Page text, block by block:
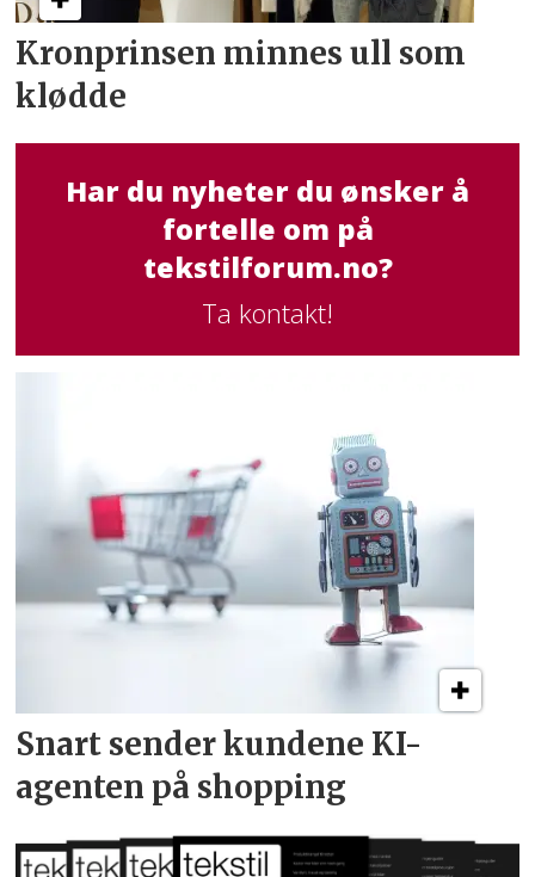
Kronprinsen minnes ull som
klødde
Har du nyheter du ønsker å
fortelle om på
tekstilforum.no?
Ta kontakt!
Snart sender kundene KI-
agenten på shopping